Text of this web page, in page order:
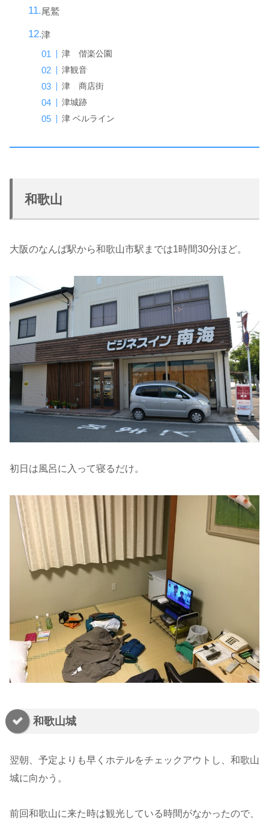
尾鷲
津
津 偕楽公園
津観音
津 商店街
津城跡
津 ベルライン
和歌山
大阪のなんば駅から和歌山市駅までは1時間30分ほど。
初日は風呂に入って寝るだけ。
和歌山城
翌朝、予定よりも早くホテルをチェックアウトし、和歌山
城に向かう。
前回和歌山に来た時は観光している時間がなかったので、